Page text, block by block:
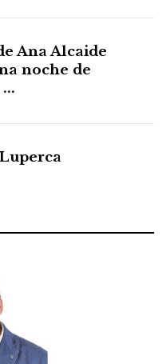
Ana Alcaide
noche de